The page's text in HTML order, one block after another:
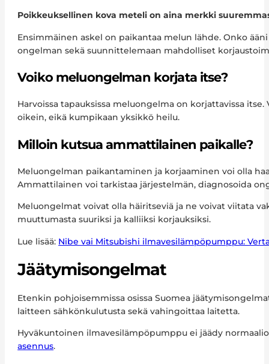
Poikkeuksellinen kova meteli on aina merkki
Ensimmäinen askel on paikantaa melun lähde. Onko
ongelman sekä suunnittelemaan mahdolliset
Voiko meluongelman korjata itse?
Harvoissa tapauksissa meluongelma on korjattavissa
oikein, eikä kumpikaan yksikkö heilu.
Milloin kutsua ammattilainen paikalle?
Meluongelman paikantaminen ja korjaaminen voi olla
Ammattilainen voi tarkistaa järjestelmän, diagnosoida
Meluongelmat voivat olla häiritseviä ja ne voivat viitata
muuttumasta suuriksi ja kalliiksi korjauksiksi.
Lue lisää: Nibe vai Mitsubishi ilmavesilämpöpumppu:
Jäätymisongelmat
Etenkin pohjoisemmissa osissa Suomea
laitteen sähkönkulutusta sekä vahingoittaa laitetta.
Hyväkuntoinen ilmavesilämpöpumppu ei jäädy
asennus.